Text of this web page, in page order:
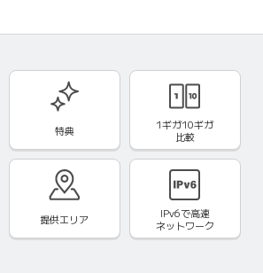
特典
1ギガ10ギガ
比較
提供エリア IPv6で高速
ネットワーク